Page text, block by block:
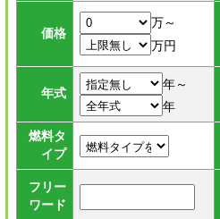
価格
万～
万円
年式
年～
年
燃料タ
イプ
フリー
ワード